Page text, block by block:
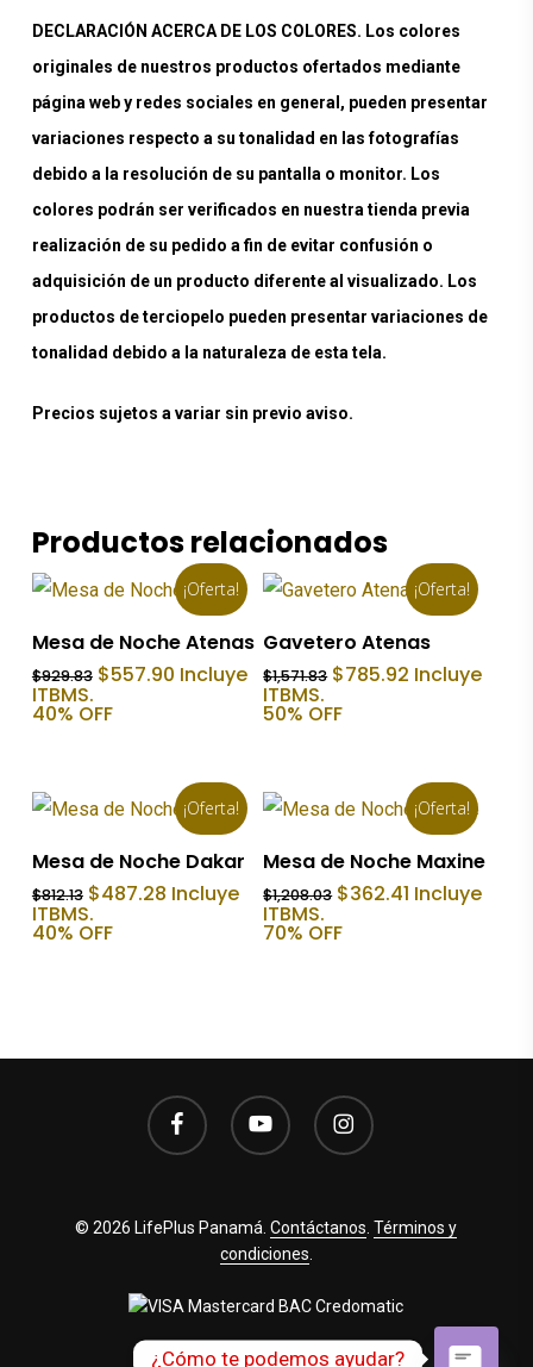
DECLARACIÓN ACERCA DE LOS COLORES. Los colores
originales de nuestros productos ofertados mediante
página web y redes sociales en general, pueden presentar
variaciones respecto a su tonalidad en las fotografías
debido a la resolución de su pantalla o monitor. Los
colores podrán ser verificados en nuestra tienda previa
realización de su pedido a fin de evitar confusión o
adquisición de un producto diferente al visualizado. Los
productos de terciopelo pueden presentar variaciones de
tonalidad debido a la naturaleza de esta tela.
Precios sujetos a variar sin previo aviso.
Productos relacionados
¡Oferta!
Añadir Al Carrito
Mesa de Noche Atenas
$929.83 El
original
$557.90El
precio
Incluye
ITBMS.
40% OFF
¡Oferta!
Añadir Al Carrito
Gavetero Atenas
$1,571.83 El
original
$785.92 El
precio
Incluye
ITBMS.
50% OFF
¡Oferta!
Añadir Al Carrito
Mesa de Noche Dakar
$812.13 El
precio
original
$487.28El
precio
Incluye
ITBMS.
40% OFF
¡Oferta!
Añadir Al Carrito
Mesa de Noche Maxine
$1,208.03 El
original
$362.41 El
precio
Incluye
ITBMS.
70% OFF
facebook youtube instagram
© 2026 LifePlus Panamá.Contáctanos .Términos y
condiciones
¿Cómo te podemos ayudar?